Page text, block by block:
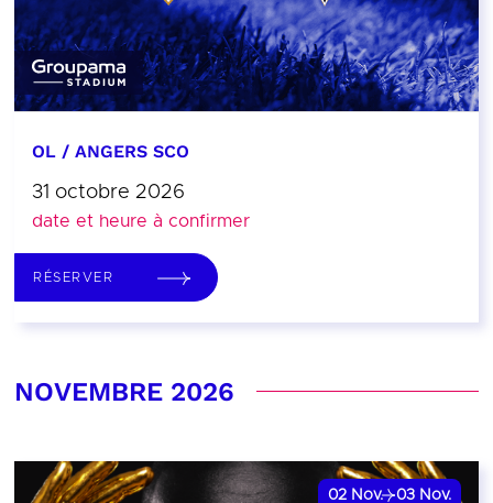
OL / ANGERS SCO
31 octobre 2026
date et heure à confirmer
RÉSERVER
NOVEMBRE 2026
02 Nov. 03 Nov.